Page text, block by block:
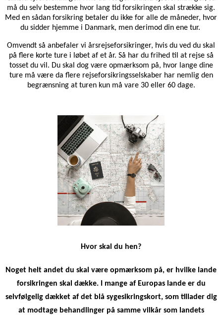
må du selv bestemme hvor lang tid forsikringen skal strække sig.
Med en sådan forsikring betaler du ikke for alle de måneder, hvor
du sidder hjemme i Danmark, men derimod din ene tur.
Omvendt så anbefaler vi årsrejseforsikringer, hvis du ved du skal
på flere korte ture i løbet af et år. Så har du frihed til at rejse så
tosset du vil. Du skal dog være opmærksom på, hvor lange dine
ture må være da flere rejseforsikringsselskaber har nemlig den
begrænsning at turen kun må vare 30 eller 60 dage.
Hvor skal du hen?
Noget helt andet du skal være opmærksom på, er hvilke lande
forsikringen skal dække.
I mange af Europas lande er du
selvfølgelig dækket af det blå sygesikringskort, som tillader dig
at modtage behandlinger på samme vilkår som landets